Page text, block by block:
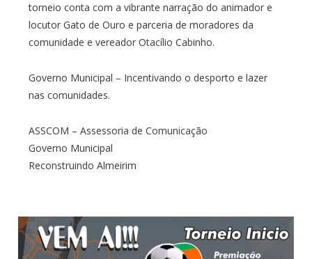
torneio conta com a vibrante narração do animador e
locutor Gato de Ouro e parceria de moradores da
comunidade e vereador Otacílio Cabinho.
Governo Municipal – Incentivando o desporto e lazer
nas comunidades.
ASSCOM – Assessoria de Comunicação
Governo Municipal
Reconstruindo Almeirim